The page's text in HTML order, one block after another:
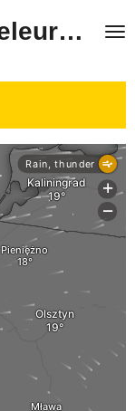
Wetterdienst Mitteleuropa